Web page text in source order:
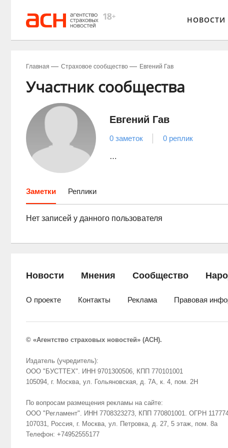
НОВОСТИ
Главная Страховое сообщество Евгений Гав
Участник сообщества
Евгений Гав
0 заметок 0 реплик
…
Заметки Реплики
Нет записей у данного пользователя
Новости Мнения Сообщество
О проекте Контакты Реклама Правовая
© «Агентство страховых новостей» (АСН).
Издатель (учредитель):
ООО "БУСТТЕХ". ИНН 9701300506, КПП 770101001
105094, г. Москва, ул. Гольяновская, д. 7А, к. 4, пом. 2Н
По вопросам размещения рекламы на сайте:
ООО "Регламент". ИНН 7708323273, КПП 770801001. ОГРН
107031, Россия, г. Москва, ул. Петровка, д. 27, 5 этаж, пом. 8а
Телефон: +74952555177